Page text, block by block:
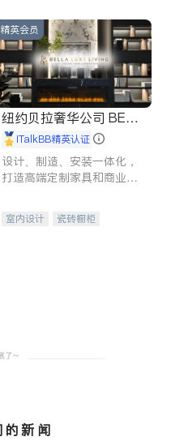
精英会员
纽约贝拉奢华公司 BELL
A LUXE
iTalkBB精英认证
设计、制造、安装一体化，
打造高端定制家具和商业空
室内设计
瓷砖橱柜
新闻